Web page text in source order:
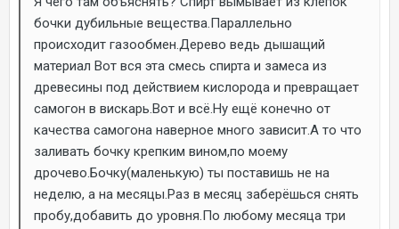
бочки дубильные вещества.Параллельно
происходит газообмен.Дерево ведь дышащий
материал Вот вся эта смесь спирта и замеса из
древесины под действием кислорода и превращает
самогон в вискарь.Вот и всё.Ну ещё конечно от
качества самогона наверное много зависит.А то что
заливать бочку крепким вином,по моему
дрочево.Бочку(маленькую) ты поставишь не на
неделю, а на месяцы.Раз в месяц заберёшься снять
пробу,добавить до уровня.По любому месяца три